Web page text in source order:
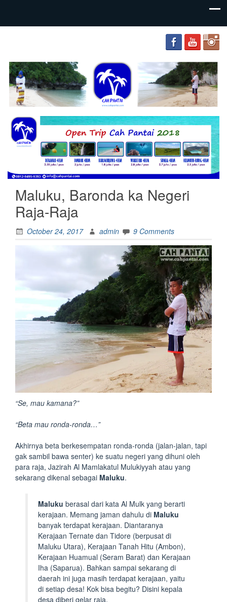
Cah
Pantai
your
adventure
friends
Maluku, Baronda ka Negeri
Raja-Raja
October 24, 2017 admin 9 Comments
“Se, mau kamana?”
“Beta mau ronda-ronda…”
Akhirnya beta berkesempatan ronda-ronda (jalan-jalan, tapi
gak sambil bawa senter) ke suatu negeri yang dihuni oleh
para raja, Jazirah Al Mamlakatul Mulukiyyah atau yang
sekarang dikenal sebagai Maluku.
Maluku berasal dari kata Al Mulk yang berarti
kerajaan. Memang jaman dahulu di Maluku
banyak terdapat kerajaan. Diantaranya
Kerajaan Ternate dan Tidore (berpusat di
Maluku Utara), Kerajaan Tanah Hitu (Ambon),
Kerajaan Huamual (Seram Barat) dan Kerajaan
Iha (Saparua). Bahkan sampai sekarang di
daerah ini juga masih terdapat kerajaan, yaitu
di setiap desa! Kok bisa begitu? Disini kepala
desa diberi gelar raja.